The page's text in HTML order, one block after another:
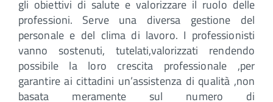
gli obiettivi di salute e valorizzare il ruolo delle
professioni. Serve una diversa gestione del
personale e del clima di lavoro. I professionisti
vanno sostenuti, tutelati,valorizzati rendendo
possibile la loro crescita professionale ,per
garantire ai cittadini un’assistenza di qualità ,non
basata meramente sul numero di